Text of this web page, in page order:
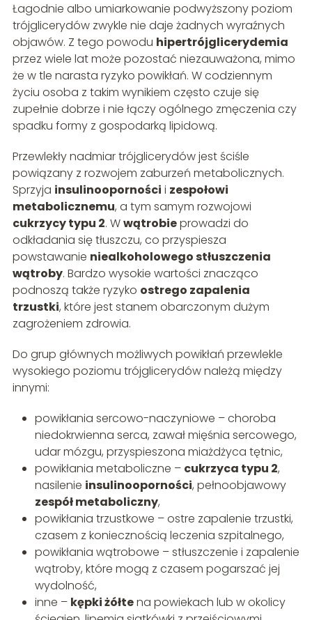
Łagodnie albo umiarkowanie podwyższony poziom
trójglicerydów zwykle nie daje żadnych wyraźnych
objawów. Z tego powodu hipertrójglicerydemia
przez wiele lat może pozostać niezauważona, mimo
że w tle narasta ryzyko powikłań. W codziennym
życiu osoba z takim wynikiem często czuje się
zupełnie dobrze i nie łączy ogólnego zmęczenia czy
spadku formy z gospodarką lipidową.
Przewlekły nadmiar trójglicerydów jest ściśle
powiązany z rozwojem zaburzeń metabolicznych.
Sprzyja insulinooporności i zespołowi
metabolicznemu, a tym samym rozwojowi
cukrzycy typu 2. Wwątrobieprowadzi do
odkładania się tłuszczu, co przyspiesza
powstawanie niealkoholowego stłuszczenia
wątroby. Bardzo wysokie wartości znacząco
podnoszą także ryzyko ostrego zapalenia
trzustki, które jest stanem obarczonym dużym
zagrożeniem zdrowia.
Do grup głównych możliwych powikłań przewlekle
wysokiego poziomu trójglicerydów należą między
innymi:
powikłania sercowo-naczyniowe – choroba
niedokrwienna serca, zawał mięśnia sercowego,
udar mózgu, przyspieszona miażdżyca tętnic,
powikłania metaboliczne – cukrzyca typu 2,
nasilenie insulinooporności, pełnoobjawowy
zespół metaboliczny,
powikłania trzustkowe – ostre zapalenie trzustki,
czasem z koniecznością leczenia szpitalnego,
powikłania wątrobowe – stłuszczenie i zapalenie
wątroby, które mogą z czasem pogarszać jej
wydolność,
inne – kępki żółtena powiekach lub w okolicy